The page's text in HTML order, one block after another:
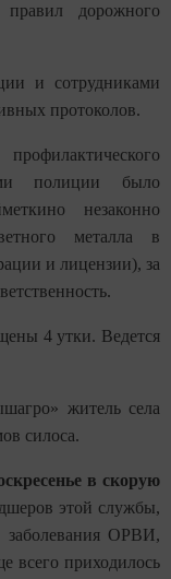
дорожного
и сотрудниками
протоколов.
полиции было
незаконно
металла в
и лицензии), за
4 утки. Ведется
житель села
силоса.
в скорую
этой службы,
заболевания ОРВИ,
всего приходилось